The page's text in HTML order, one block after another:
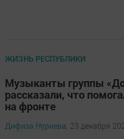
ЖИЗНЬ РЕСПУБЛИКИ
Музыканты группы
рассказали, что
на фронте
Дифиза Нуриева, 23 декабря